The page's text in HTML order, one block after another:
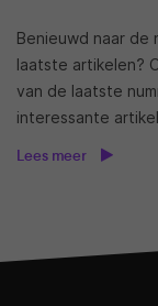
Benieuwd naar
laatste artikelen?
van de laatste
interessante
Lees meer